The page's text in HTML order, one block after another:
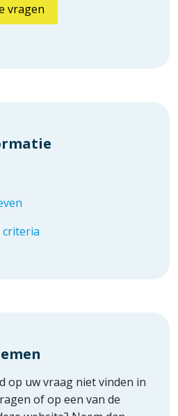
vragen
criteria
op uw vraag niet vinden in
of op een van de